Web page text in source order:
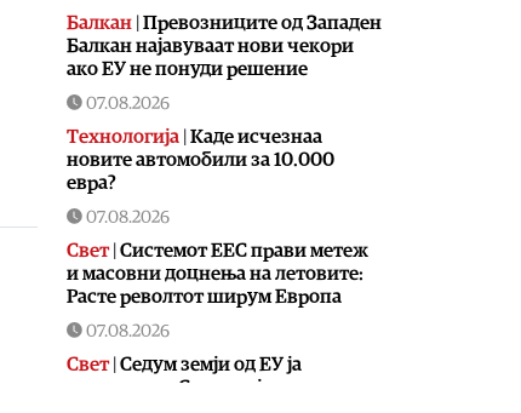
Балкан | Превозниците од Западен
Балкан најавуваат нови чекори
ако ЕУ не понуди решение
07.08.2026
Технологија | Kаде исчезнаа
новите автомобили за 10.000
евра?
07.08.2026
Свет| Системот ЕЕС прави метеж
и масовни доцнења на летовите:
Расте револтот ширум Европа
07.08.2026
Свет| Седум земји од ЕУ ја
критикуваа Словенија поради